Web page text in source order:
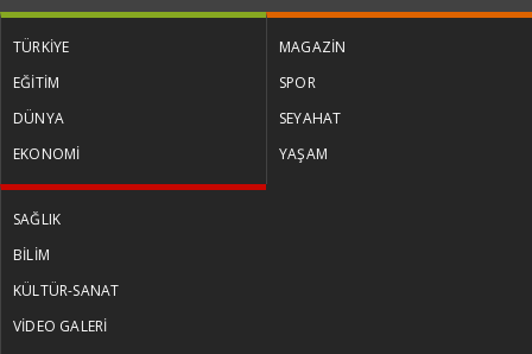
TÜRKİYE
EĞİTİM
DÜNYA
EKONOMİ
MAGAZİN
SPOR
SEYAHAT
YAŞAM
SAĞLIK
BİLİM
KÜLTÜR-SANAT
VİDEO GALERİ